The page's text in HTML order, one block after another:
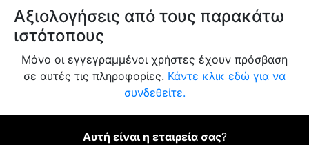
Αξιολογήσεις από τους παρακάτω
ιστότοπους
Μόνο οι εγγεγραμμένοι χρήστες έχουν πρόσβαση
σε αυτές τις πληροφορίες. Κάντε κλικ εδώ για να
συνδεθείτε.
Αυτή είναι η εταιρεία σας?